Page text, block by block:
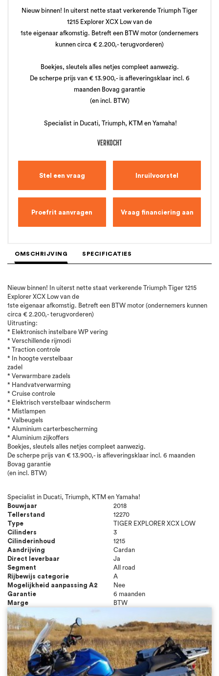
Nieuw binnen! In uiterst nette staat verkerende Triumph Tiger
1215 Explorer XCX Low van de
1ste eigenaar afkomstig. Betreft een BTW motor (ondernemers
kunnen circa € 2.200,- terugvorderen)
Boekjes, sleutels alles netjes compleet aanwezig.
De scherpe prijs van € 13.900,- is afleveringsklaar incl. 6
maanden Bovag garantie
(en incl. BTW)
Specialist in Ducati, Triumph, KTM en Yamaha!
VERKOCHT
Stel een vraag Inruilvoorstel
Proefrit aanvragen Vraag financiering aan
OMSCHRIJVING SPECIFICATIES
Nieuw binnen! In uiterst nette staat verkerende Triumph Tiger 1215
Explorer XCX Low van de
1ste eigenaar afkomstig. Betreft een BTW motor (ondernemers kunnen
circa € 2.200,- terugvorderen)
Uitrusting:
* Elektronisch instelbare WP vering
* Verschillende rijmodi
* Traction controle
* In hoogte verstelbaar
* Verwarmbare zadels
* Handvatverwarming
* Cruise controle
* Elektrisch verstelbaar windscherm
* Mistlampen
* Valbeugels
* Aluminium carterbescherming
* Aluminium zijkoffers
Boekjes, sleutels alles netjes compleet aanwezig.
De scherpe prijs van € 13.900,- is afleveringsklaar incl. 6 maanden
Bovag garantie
(en incl. BTW)
Specialist in Ducati, Triumph, KTM en Yamaha!
Bouwjaar
2018
Tellerstand
12270
Type
TIGER EXPLORER XCX LOW
Cilinders
3
Cilinderinhoud
1215
Aandrijving
Cardan
Direct leverbaar
Ja
Segment
All road
Rijbewijs categorie
A
Mogelijkheid aanpassing A2
Nee
Garantie
6 maanden
Marge
BTW